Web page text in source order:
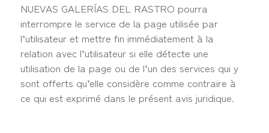
NUEVAS GALERÍAS DEL RASTRO pourra
interrompre le service de la page utilisée par
l’utilisateur et mettre fin immédiatement à la
relation avec l’utilisateur si elle détecte une
utilisation de la page ou de l’un des services qui y
sont offerts qu’elle considère comme contraire à
ce qui est exprimé dans le présent avis juridique.